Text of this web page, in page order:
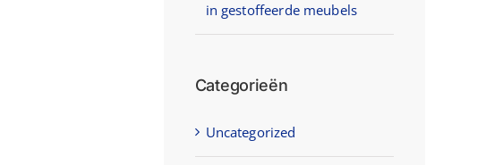
in gestoffeerde meubels
Categorieën
Uncategorized